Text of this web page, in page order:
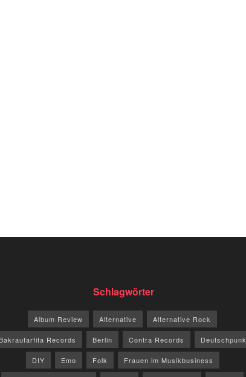
Schlagwörter
Album Review Alternative Alternative Rock
Bakraufarfita Records Berlin Contra Records Deutschpunk
DIY Emo Folk Frauen im Musikbusiness